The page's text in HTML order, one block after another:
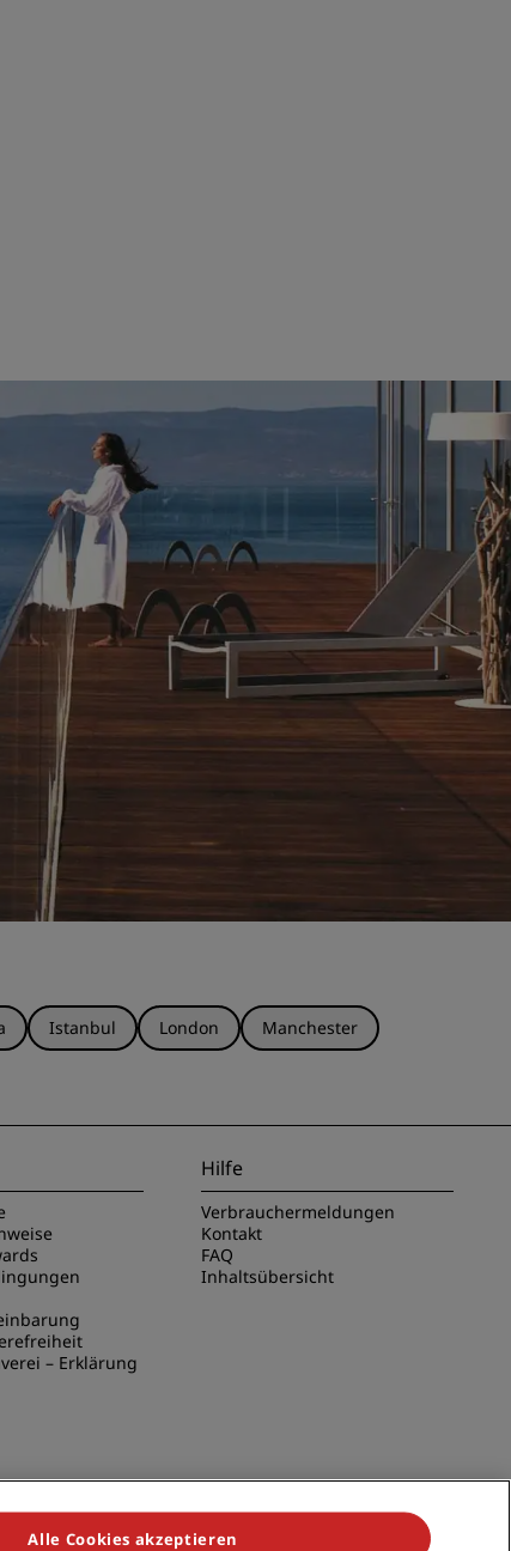
Istanbul London
Manchester
– Erklärung
Hilfe
Verbrauchermeldungen
Kontakt
FAQ
Inhaltsübersicht
Alle Cookies akzeptieren